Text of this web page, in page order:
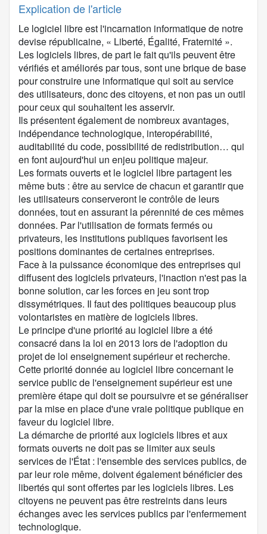
Explication de l'article
Le logiciel libre est l'incarnation informatique de notre
devise républicaine, « Liberté, Égalité, Fraternité ».
Les logiciels libres, de part le fait qu'ils peuvent être
vérifiés et améliorés par tous, sont une brique de base
pour construire une informatique qui soit au service
des utilisateurs, donc des citoyens, et non pas un outil
pour ceux qui souhaitent les asservir.
Ils présentent également de nombreux avantages,
indépendance technologique, interopérabilité,
auditabilité du code, possibilité de redistribution… qui
en font aujourd'hui un enjeu politique majeur.
Les formats ouverts et le logiciel libre partagent les
même buts : être au service de chacun et garantir que
les utilisateurs conserveront le contrôle de leurs
données, tout en assurant la pérennité de ces mêmes
données. Par l'utilisation de formats fermés ou
privateurs, les institutions publiques favorisent les
positions dominantes de certaines entreprises.
Face à la puissance économique des entreprises qui
diffusent des logiciels privateurs, l'inaction n'est pas la
bonne solution, car les forces en jeu sont trop
dissymétriques. Il faut des politiques beaucoup plus
volontaristes en matière de logiciels libres.
Le principe d'une priorité au logiciel libre a été
consacré dans la loi en 2013 lors de l'adoption du
projet de loi enseignement supérieur et recherche.
Cette priorité donnée au logiciel libre concernant le
service public de l'enseignement supérieur est une
première étape qui doit se poursuivre et se généraliser
par la mise en place d'une vraie politique publique en
faveur du logiciel libre.
La démarche de priorité aux logiciels libres et aux
formats ouverts ne doit pas se limiter aux seuls
services de l'État : l'ensemble des services publics, de
par leur role même, doivent également bénéficier des
libertés qui sont offertes par les logiciels libres. Les
citoyens ne peuvent pas être restreints dans leurs
échanges avec les services publics par l'enfermement
technologique.